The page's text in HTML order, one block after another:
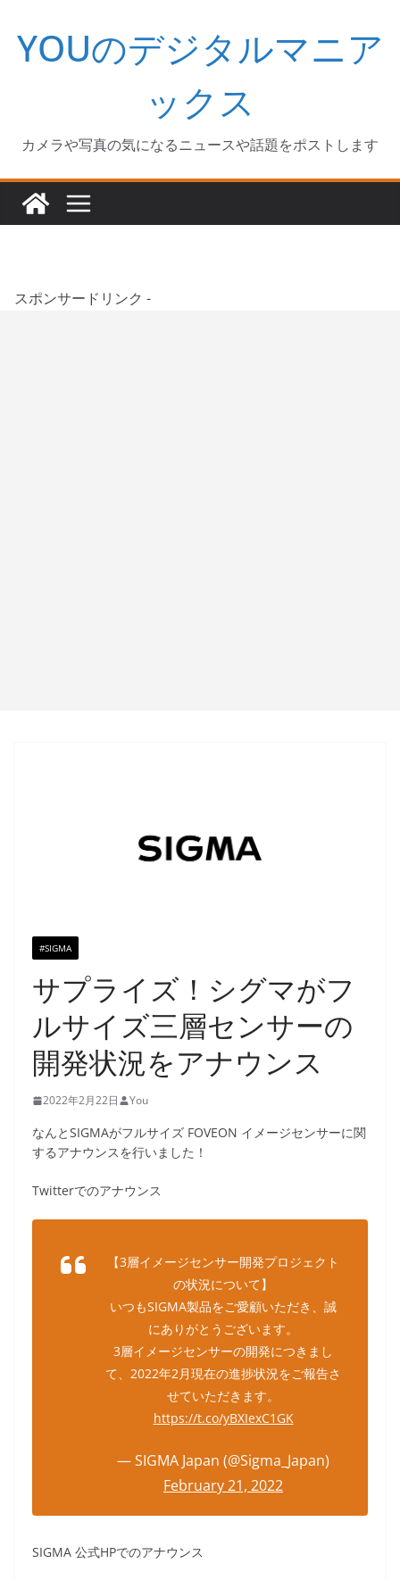
キ
YOUのデジタルマニア
ックス
カメラや写真の気になるニュースや話題をポストします
スポンサードリンク -
#SIGMA
サプライズ！シグマがフ
ルサイズ三層センサーの
開発状況をアナウンス
2022年2月22日 You
なんとSIGMAがフルサイズ FOVEON イメージセンサーに関
するアナウンスを行いました！
Twitterでのアナウンス
【3層イメージセンサー開発プロジェクト
の状況について】
いつもSIGMA製品をご愛顧いただき、誠
にありがとうございます。
3層イメージセンサーの開発につきまし
て、2022年2月現在の進捗状況をご報告さ
せていただきます。
https://t.co/yBXIexC1GK
— SIGMA Japan (@Sigma_Japan)
February 21, 2022
SIGMA 公式HPでのアナウンス